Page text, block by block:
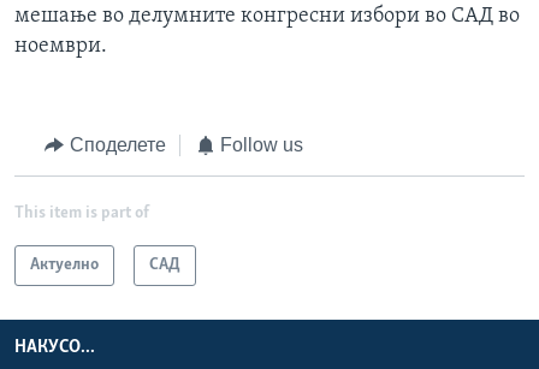
мешање во делумните конгресни избори во САД во
ноември.
Споделете Follow us
This item is part of
Актуелно САД
НАКУСО...